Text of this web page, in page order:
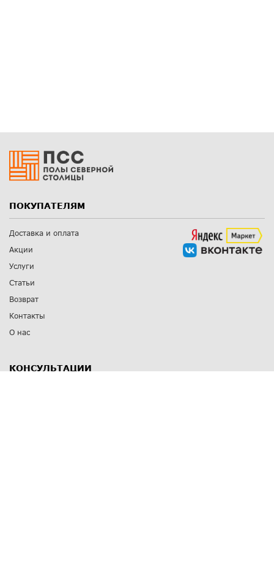
ПОКУПАТЕЛЯМ
Доставка и оплата
Акции
Услуги
Статьи
Возврат
Контакты
О нас
КОНСУЛЬТАЦИИ